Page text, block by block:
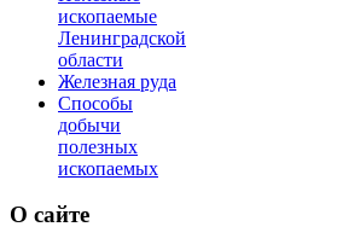
ископаемые
Ленинградской
области
Железная руда
Способы
добычи
полезных
ископаемых
О сайте